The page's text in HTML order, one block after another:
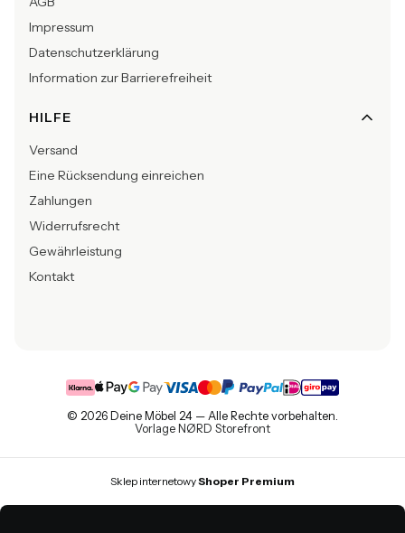
Impressum
Datenschutzerklärung
Information zur Barrierefreiheit
HILFE
Versand
Eine Rücksendung einreichen
Zahlungen
Widerrufsrecht
Gewährleistung
Kontakt
© 2026 Deine Möbel 24 — Alle Rechte vorbehalten.
Vorlage NØRD Storefront
Sklep internetowyShoper Premium